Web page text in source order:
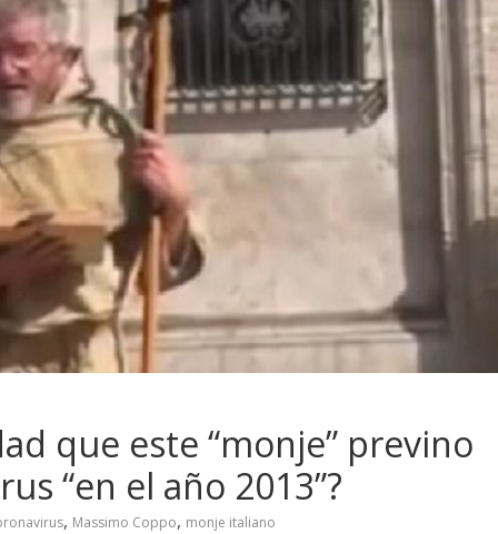
que este “monje” previno
“en el año 2013”?
, Massimo Coppo, monje italiano